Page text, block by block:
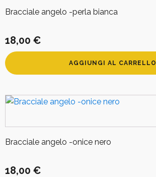
Bracciale angelo -perla bianca
18,00 €
AGGIUNGI AL CARRELLO
Bracciale angelo -onice nero
18,00 €